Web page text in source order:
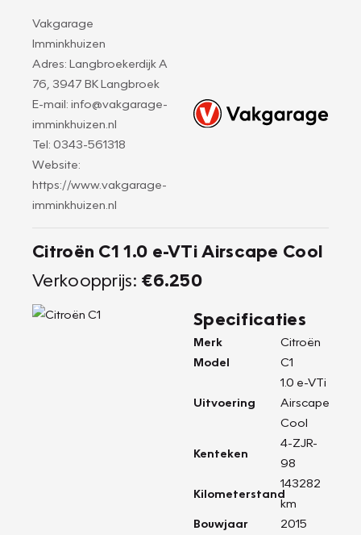
Vakgarage
Imminkhuizen
Adres: Langbroekerdijk A
76, 3947 BK Langbroek
E-mail: info@vakgarage-
imminkhuizen.nl
Tel: 0343-561318
Website:
https://www.vakgarage-
imminkhuizen.nl
Citroën C1 1.0 e-VTi Airscape Cool
Verkoopprijs: €6.250
Specificaties
Merk
Citroën
Model
C1
Uitvoering
1.0 e-VTi
Airscape
Cool
Kenteken
4-ZJR-
98
Kilometerstand
143282
km
Bouwjaar
2015